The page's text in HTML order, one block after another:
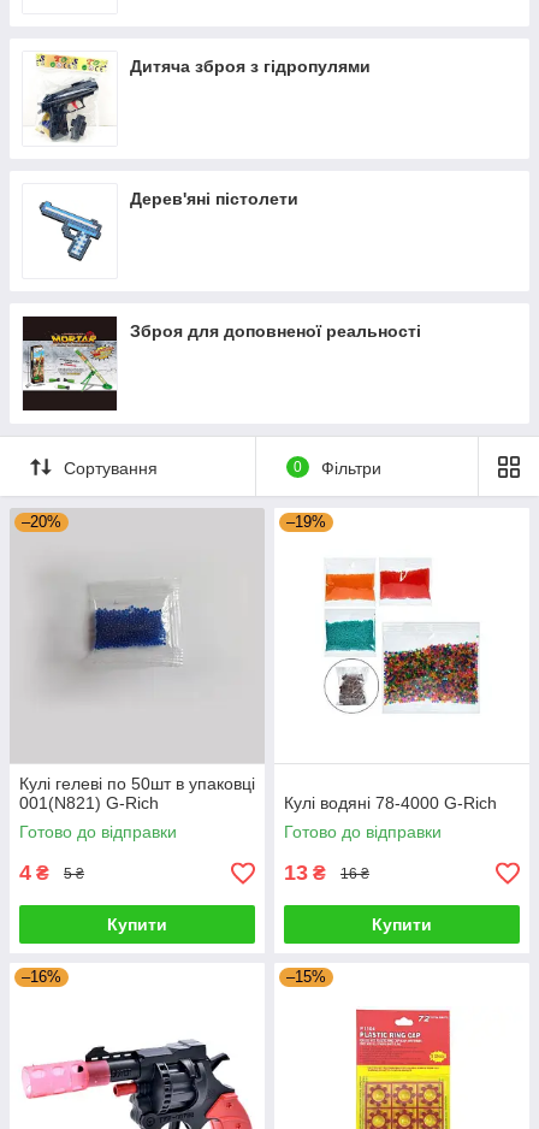
Дитяча зброя з гідропулями
Дерев'яні пістолети
Зброя для доповненої реальності
Сортування 0 Фільтри
–20%
Кулі гелеві по 50шт в упаковці
001(N821) G-Rich
Готово до відправки
4 ₴ 5 ₴
Купити
–19%
Кулі водяні 78-4000 G-Rich
Готово до відправки
13 ₴ 16 ₴
Купити
–16% –15%